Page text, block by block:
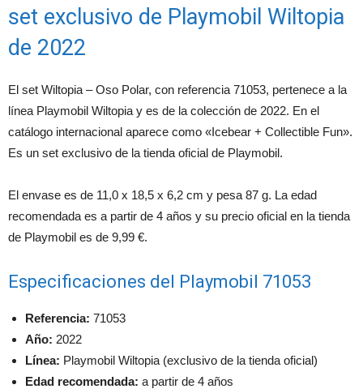
set exclusivo de Playmobil Wiltopia
de 2022
El set Wiltopia – Oso Polar, con referencia 71053, pertenece a la
línea Playmobil Wiltopia y es de la colección de 2022. En el
catálogo internacional aparece como «Icebear + Collectible Fun».
Es un set exclusivo de la tienda oficial de Playmobil.
El envase es de 11,0 x 18,5 x 6,2 cm y pesa 87 g. La edad
recomendada es a partir de 4 años y su precio oficial en la tienda
de Playmobil es de 9,99 €.
Especificaciones del Playmobil 71053
Referencia: 71053
Año: 2022
Línea: Playmobil Wiltopia (exclusivo de la tienda oficial)
Edad recomendada: a partir de 4 años